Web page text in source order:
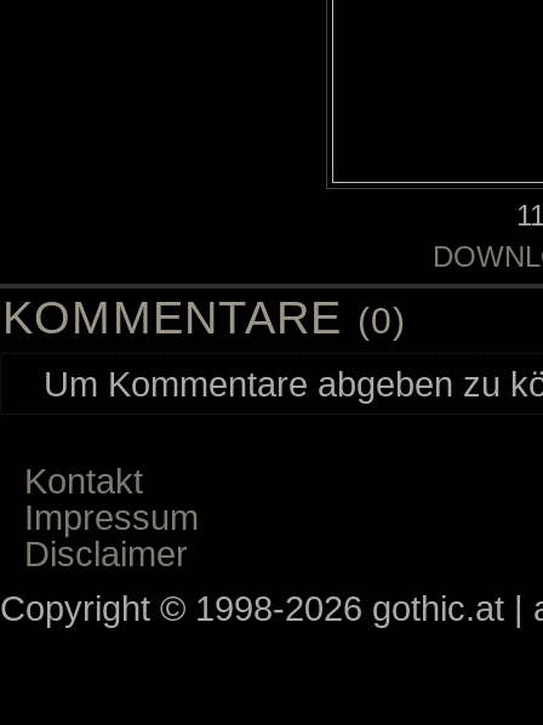
KOMMENTARE (0)
Um Kommentare abgeben zu
Kontakt
Impressum
Disclaimer
Copyright © 1998-2026 gothic.at |